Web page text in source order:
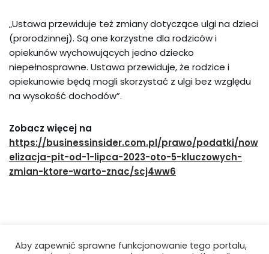
„Ustawa przewiduje też zmiany dotyczące ulgi na dzieci
(prorodzinnej). Są one korzystne dla rodziców i
opiekunów wychowujących jedno dziecko
niepełnosprawne. Ustawa przewiduje, że rodzice i
opiekunowie będą mogli skorzystać z ulgi bez względu
na wysokość dochodów”.
Zobacz więcej na
https://businessinsider.com.pl/prawo/podatki/now
elizacja-pit-od-1-lipca-2023-oto-5-kluczowych-
zmian-ktore-warto-znac/scj4ww6
Aby zapewnić sprawne funkcjonowanie tego portalu,